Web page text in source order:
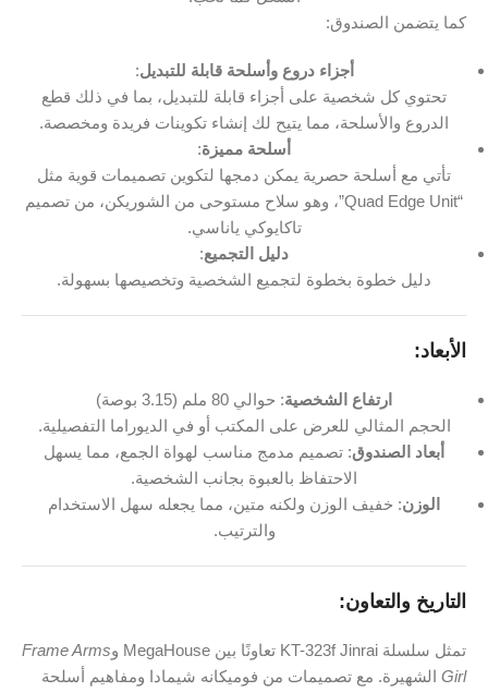
كما يتضمن الصندوق:
أجزاء دروع وأسلحة قابلة للتبديل:
تحتوي كل شخصية على أجزاء قابلة للتبديل، بما في ذلك قطع
الدروع والأسلحة، مما يتيح لك إنشاء تكوينات فريدة ومخصصة.
أسلحة مميزة:
تأتي مع أسلحة حصرية يمكن دمجها لتكوين تصميمات قوية مثل
“Quad Edge Unit”، وهو سلاح مستوحى من الشوريكن، من تصميم
تاكايوكي ياناسي.
دليل التجميع:
دليل خطوة بخطوة لتجميع الشخصية وتخصيصها بسهولة.
الأبعاد:
ارتفاع الشخصية: حوالي 80 ملم (3.15 بوصة)
الحجم المثالي للعرض على المكتب أو في الديوراما التفصيلية.
أبعاد الصندوق: تصميم مدمج مناسب لهواة الجمع، مما يسهل
الاحتفاظ بالعبوة بجانب الشخصية.
الوزن: خفيف الوزن ولكنه متين، مما يجعله سهل الاستخدام
والترتيب.
التاريخ والتعاون:
تمثل سلسلة KT-323f Jinrai تعاونًا بين MegaHouse و
Frame Arms
Girl الشهيرة. مع تصميمات من فوميكانه شيمادا ومفاهيم أسلحة